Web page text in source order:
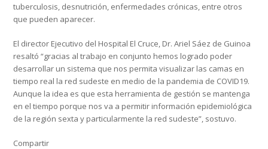
tuberculosis, desnutrición, enfermedades crónicas, entre otros
que pueden aparecer.
El director Ejecutivo del Hospital El Cruce, Dr. Ariel Sáez de Guinoa
resaltó “gracias al trabajo en conjunto hemos logrado poder
desarrollar un sistema que nos permita visualizar las camas en
tiempo real la red sudeste en medio de la pandemia de COVID19.
Aunque la idea es que esta herramienta de gestión se mantenga
en el tiempo porque nos va a permitir información epidemiológica
de la región sexta y particularmente la red sudeste”, sostuvo.
Compartir